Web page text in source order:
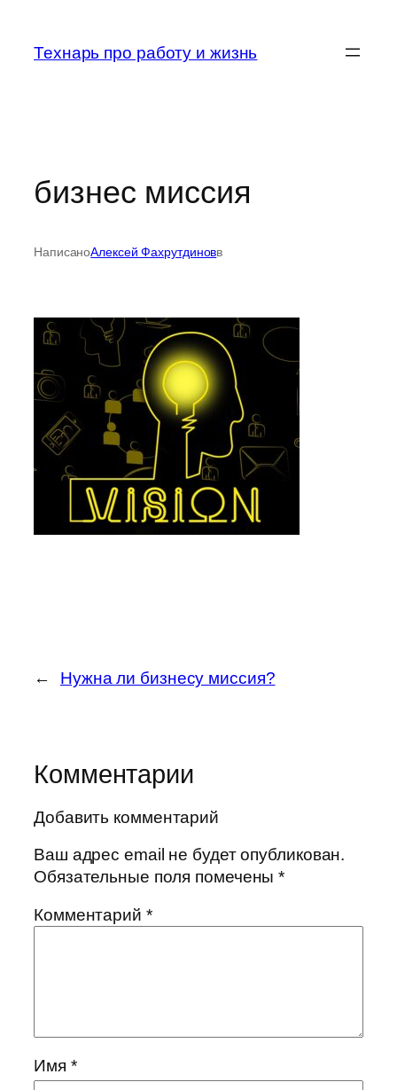
содержимому
Технарь про работу и жизнь
бизнес миссия
НаписаноАлексей Фахрутдиновв
← Нужна ли бизнесу миссия?
Комментарии
Добавить комментарий
Ваш адрес email не будет опубликован.
Обязательные поля помечены*
Комментарий *
Имя *